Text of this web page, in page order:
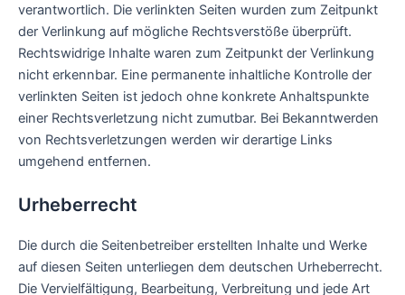
verantwortlich. Die verlinkten Seiten wurden zum Zeitpunkt
der Verlinkung auf mögliche Rechtsverstöße überprüft.
Rechtswidrige Inhalte waren zum Zeitpunkt der Verlinkung
nicht erkennbar. Eine permanente inhaltliche Kontrolle der
verlinkten Seiten ist jedoch ohne konkrete Anhaltspunkte
einer Rechtsverletzung nicht zumutbar. Bei Bekanntwerden
von Rechtsverletzungen werden wir derartige Links
umgehend entfernen.
Urheberrecht
Die durch die Seitenbetreiber erstellten Inhalte und Werke
auf diesen Seiten unterliegen dem deutschen Urheberrecht.
Die Vervielfältigung, Bearbeitung, Verbreitung und jede Art